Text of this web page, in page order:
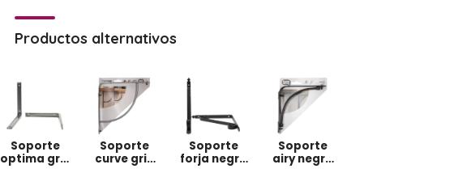
Productos alternativos
Soporte
optima gris
Soporte
curve gris
Soporte
forja negro
Soporte
airy negro